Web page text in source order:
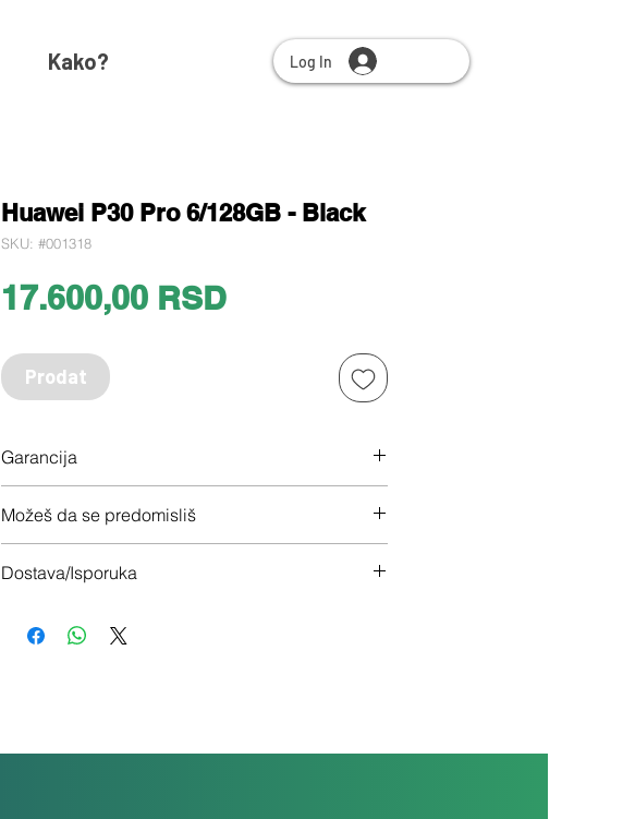
Kako? Log In
Huawei P30 Pro 6/128GB - Black
SKU: #001318
17.600,00 RSDPrice
Prodat
Garancija
Možeš da se predomisliš
Dostava/Isporuka